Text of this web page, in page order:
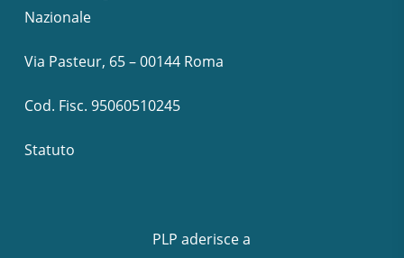
Nazionale
Via Pasteur, 65 – 00144 Roma
Cod. Fisc. 95060510245
Statuto
PLP aderisce a